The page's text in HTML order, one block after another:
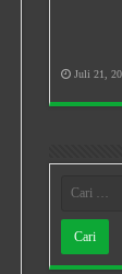
Juli 21,